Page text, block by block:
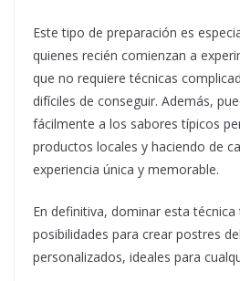
Este tipo de preparación es
quienes recién comienzan a
que no requiere técnicas
difíciles de conseguir. Además,
fácilmente a los sabores típicos
productos locales y haciendo de
experiencia única y memorable.
En definitiva, dominar esta
posibilidades para crear postres
personalizados, ideales para